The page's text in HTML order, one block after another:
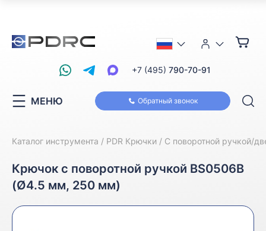
Обратный звонок
+7 (495) 790-70-91
МЕНЮ
Каталог инструмента PDR Крючки С поворотной ручкой/
Крючок с поворотной ручкой BS0506B
(Ø4.5 мм, 250 мм)